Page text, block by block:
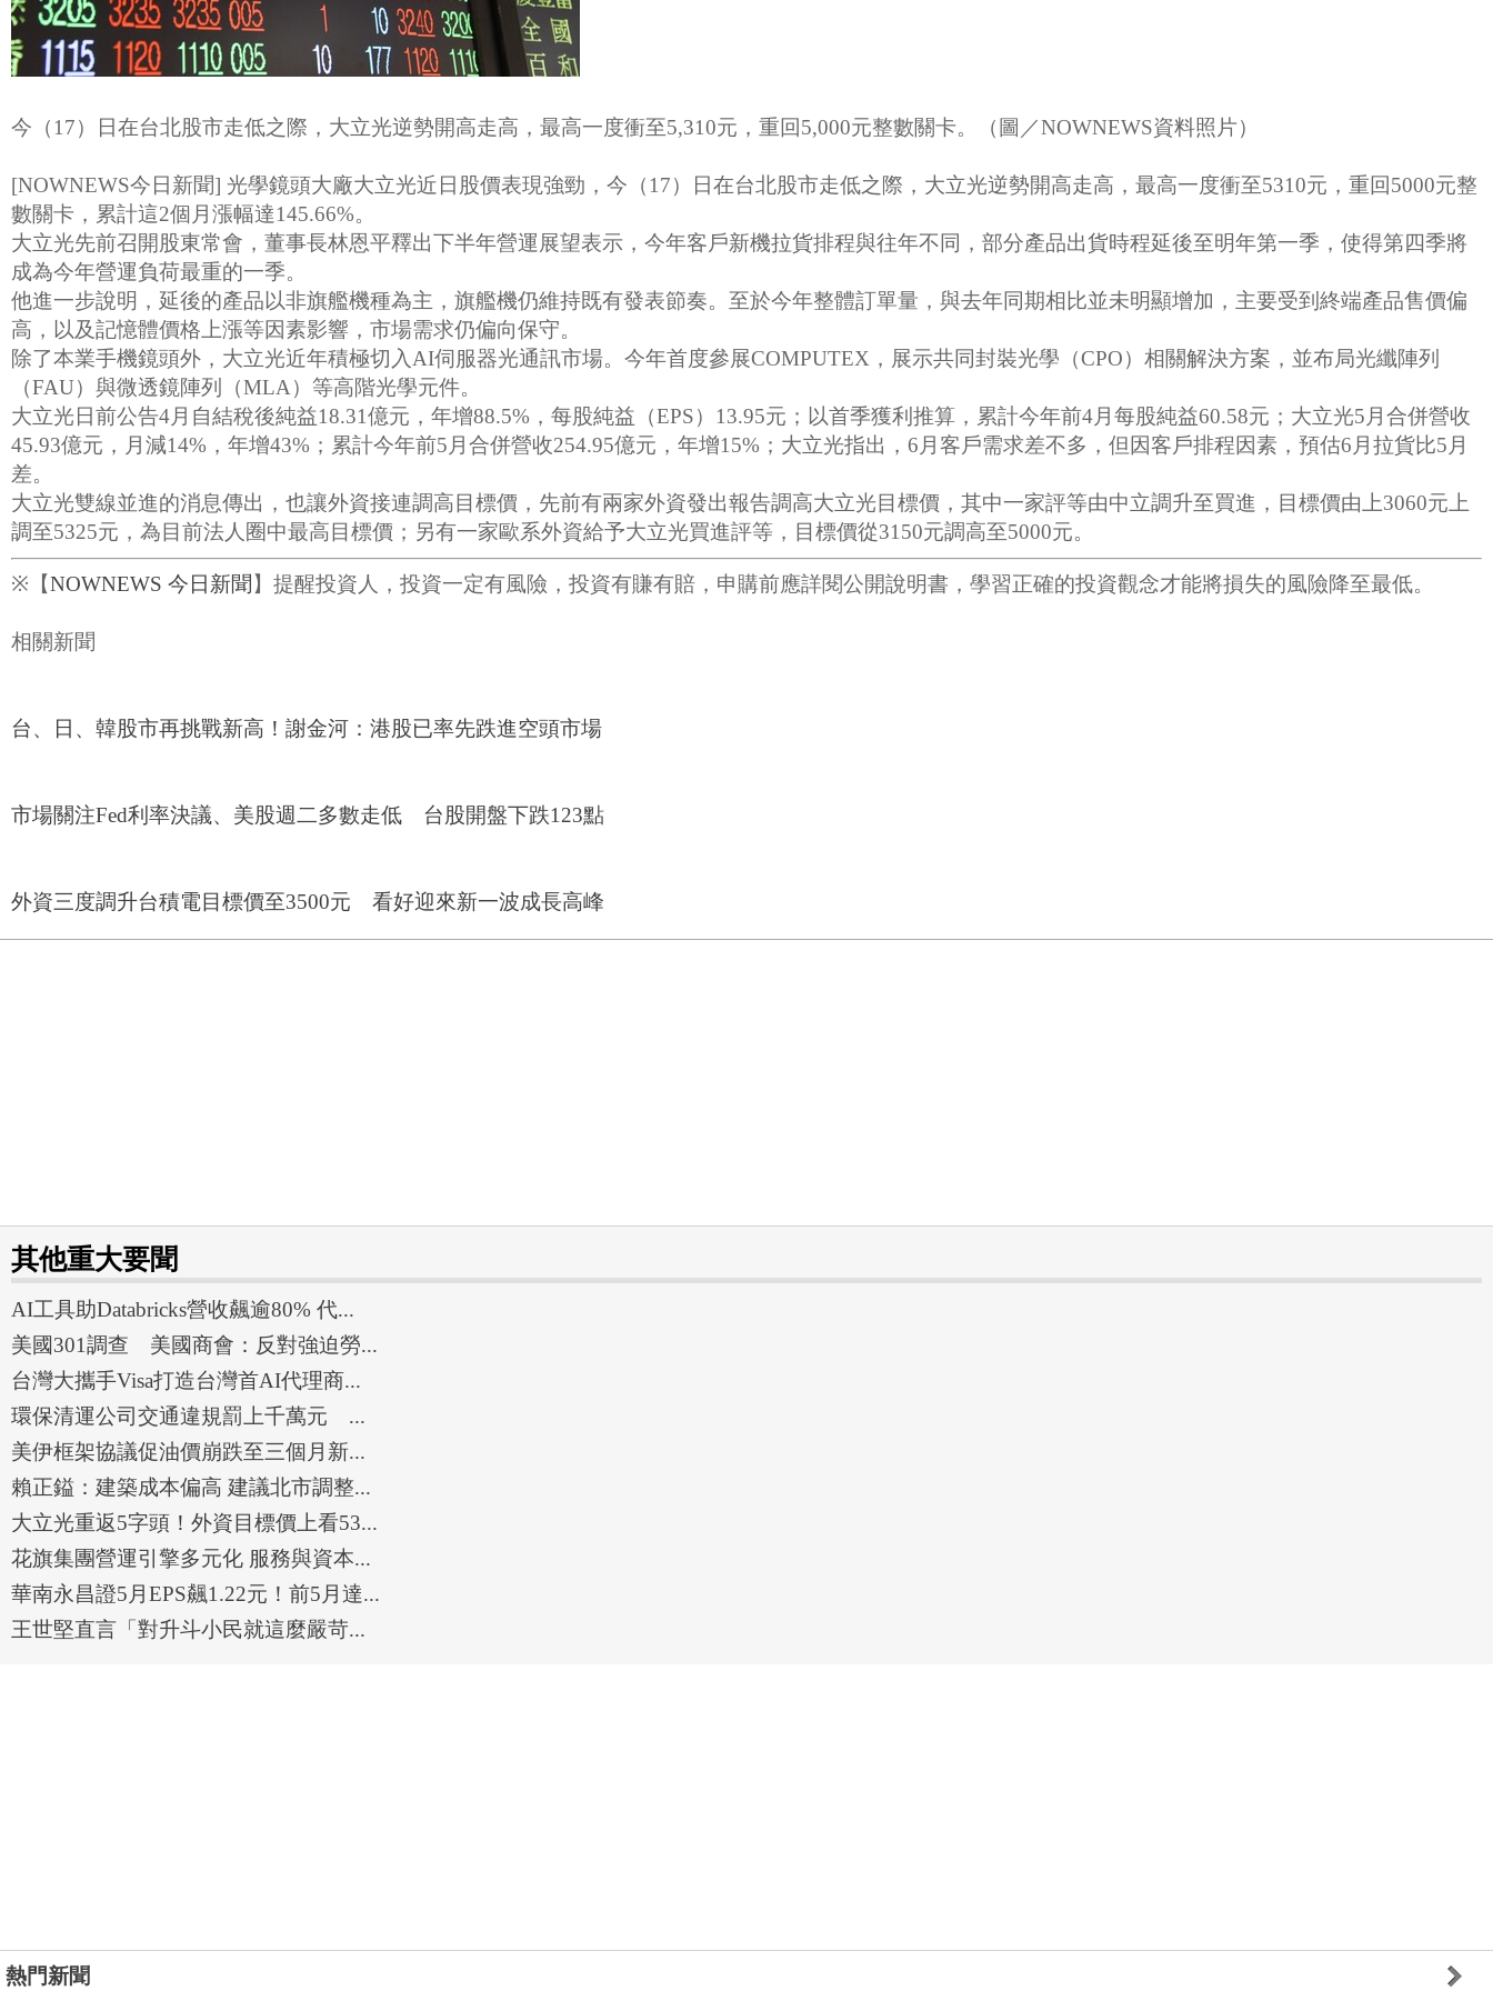
今（17）日在台北股市走低之際，大立光逆勢開高走高，最高一度衝至5,310元，重回5,000元整數關卡。（圖／NOWNEWS資料照片）
[NOWNEWS今日新聞] 光學鏡頭大廠大立光近日股價表現強勁，今（17）日在台北股市走低之際，大立光逆勢開高走高，最高一度衝至5310元，重回5000元整
數關卡，累計這2個月漲幅達145.66%。
大立光先前召開股東常會，董事長林恩平釋出下半年營運展望表示，今年客戶新機拉貨排程與往年不同，部分產品出貨時程延後至明年第一季，使得第四季將
成為今年營運負荷最重的一季。
他進一步說明，延後的產品以非旗艦機種為主，旗艦機仍維持既有發表節奏。至於今年整體訂單量，與去年同期相比並未明顯增加，主要受到終端產品售價偏
高，以及記憶體價格上漲等因素影響，市場需求仍偏向保守。
除了本業手機鏡頭外，大立光近年積極切入AI伺服器光通訊市場。今年首度參展COMPUTEX，展示共同封裝光學（CPO）相關解決方案，並布局光纖陣列
（FAU）與微透鏡陣列（MLA）等高階光學元件。
大立光日前公告4月自結稅後純益18.31億元，年增88.5%，每股純益（EPS）13.95元；以首季獲利推算，累計今年前4月每股純益60.58元；大立光5月合併營收
45.93億元，月減14%，年增43%；累計今年前5月合併營收254.95億元，年增15%；大立光指出，6月客戶需求差不多，但因客戶排程因素，預估6月拉貨比5月
差。
大立光雙線並進的消息傳出，也讓外資接連調高目標價，先前有兩家外資發出報告調高大立光目標價，其中一家評等由中立調升至買進，目標價由上3060元上
調至5325元，為目前法人圈中最高目標價；另有一家歐系外資給予大立光買進評等，目標價從3150元調高至5000元。
※【NOWNEWS 今日新聞 】提醒投資人，投資一定有風險，投資有賺有賠，申購前應詳閱公開說明書，學習正確的投資觀念才能將損失的風險降至最低。
相關新聞
台、日、韓股市再挑戰新高！謝金河：港股已率先跌進空頭市場
市場關注Fed利率決議、美股週二多數走低 台股開盤下跌123點
外資三度調升台積電目標價至3500元 看好迎來新一波成長高峰
其他重大要聞
AI工具助Databricks營收飆逾80% 代...
美國301調查 美國商會：反對強迫勞...
台灣大攜手Visa打造台灣首AI代理商...
環保清運公司交通違規罰上千萬元 ...
美伊框架協議促油價崩跌至三個月新...
賴正鎰：建築成本偏高 建議北市調整...
大立光重返5字頭！外資目標價上看53...
花旗集團營運引擎多元化 服務與資本...
華南永昌證5月EPS飆1.22元！前5月達...
王世堅直言「對升斗小民就這麼嚴苛...
熱門新聞